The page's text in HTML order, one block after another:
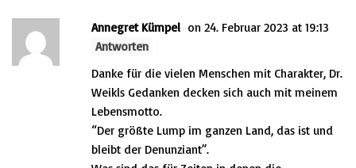
Annegret Kümpel on 24. Februar 2023 at 19:13
Antworten
Danke für die vielen Menschen mit Charakter, Dr.
Weikls Gedanken decken sich auch mit meinem
Lebensmotto.
“Der größte Lump im ganzen Land, das ist und
bleibt der Denunziant”.